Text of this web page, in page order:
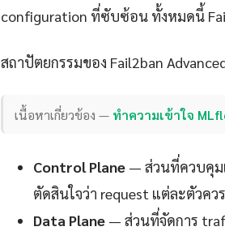
configuration ที่ซับซ้อน ทั้งหมดนี้
สถาปัตยกรรมของ Fail2ban
เนื้อหาเกี่ยวข้อง — ทำความเข้าใจ
Control Plane — ส่วนที่ควบคุม
ตัดสินใจว่า request แต่ละตัวคว
Data Plane — ส่วนที่จัดการ